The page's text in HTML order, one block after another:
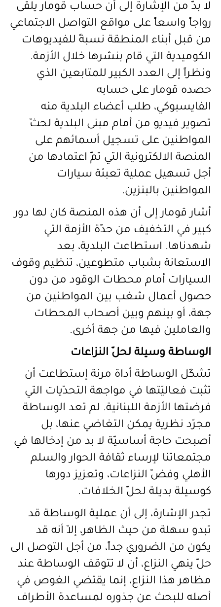
لا بدّ من الإشارة إلى أن حساب قومار يلقى
رواجاً واسعاً على مواقع التواصل الاجتماعي
من قبل أبناء المنطقة نسبةً للفيديوهات
الكوميدية التي قام بنشرها خلال الأزمة.
ونظراً إلى العدد الكبير للمتابعين الذي
حصده قومار على حسابه
الفايسبوكي، طلب أعضاء البلدية منه
تصوير فيديو من أمام مبنى البلدية لحثّ
المواطنين على تسجيل أسمائهم على
المنصة الالكترونية التي تمّ اعتمادها من
أجل تسهيل عملية تعبئة سيارات
المواطنين بالبنزين.
أشار قومار إلى أن هذه المنصة كان لها دور
كبير في التخفيف من حدّة الأزمة التي
شهدناها. استطاعت البلدية، بعد
الاستعانة بشباب متطوعين، تنظيم وقوف
السيارات أمام محطات الوقود من دون
حصول أعمال شغب بين المواطنين من
جهة، أو بينهم وبين أصحاب المحطات
والعاملين فيها من جهة أخرى.
الوساطة وسيلة لحلّ النزاعات
تشكّل الوساطة أداة مرنة إستطاعت أن
تثبت فعاليّتها في مواجهة التحدّيات التي
فرضتها الأزمة اللبنانية. لم تعد الوساطة
مجرّد نظرية يمكن التغاضي عنها، بل
أصبحت حاجة أساسيّة لا بد من إدخالها في
مجتمعاتنا لإرساء ثقافة الحوار والسلم
الأهلي وفضّ النزاعات، وتعزيز دورها
كوسيلة بديلة لحلّ الخلافات.
تجدر الإشارة، إلى أن عملية الوساطة قد
تبدو سهلة من حيث الظاهر، إلاّ أنه قد
يكون من الضروري جداً، من أجل التوصل الى
حلّ ينهي النزاع، أن لا تتوقف الوساطة عند
مظاهر هذا النزاع، إنما يقتضي الغوص في
أصله للبحث عن جذوره لمساعدة الأطراف